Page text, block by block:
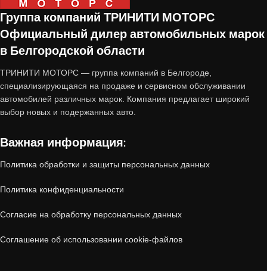
принятые по программе
автомобили с пробегом, которые прошли
тщательную проверку и подготовку перед
продажей.
Почему стоит купить авто с
пробегом от «Тринити-Моторс»?
1. Проверенное состояние
Все автомобили, принятые по trade-in,
Технический осмотр(двигатель, коробка
Группа компаний ТРИНИТИ МОТОРС
Официальный дилер автомобильных марок
в Белгородской области
ТРИНИТИ МОТОРС — группа компаний в Белгороде,
специализирующаяся на продаже и сервисном обслуживании
автомобилей различных марок. Компания предлагает широкий
выбор новых и подержанных авто.
Важная информация:
Политика обработки и защиты персональных данных
Политика конфиденциальности
Согласие на обработку персональных данных
Соглашение об использовании cookie-файлов